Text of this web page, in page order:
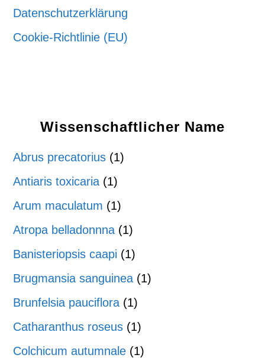
Datenschutzerklärung
Cookie-Richtlinie (EU)
Wissenschaftlicher Name
Abrus precatorius (1)
Antiaris toxicaria (1)
Arum maculatum (1)
Atropa belladonnna (1)
Banisteriopsis caapi (1)
Brugmansia sanguinea (1)
Brunfelsia pauciflora (1)
Catharanthus roseus (1)
Colchicum autumnale (1)